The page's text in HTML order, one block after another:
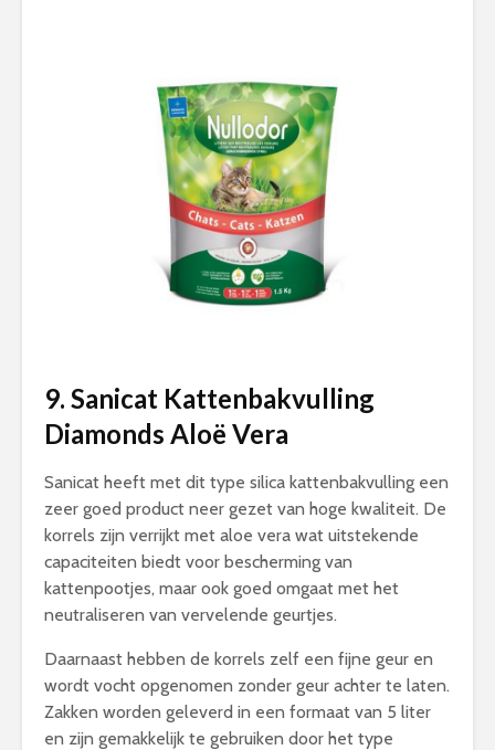
9. Sanicat Kattenbakvulling
Diamonds Aloë Vera
Sanicat heeft met dit type silica kattenbakvulling een
zeer goed product neer gezet van hoge kwaliteit. De
korrels zijn verrijkt met aloe vera wat uitstekende
capaciteiten biedt voor bescherming van
kattenpootjes, maar ook goed omgaat met het
neutraliseren van vervelende geurtjes.
Daarnaast hebben de korrels zelf een fijne geur en
wordt vocht opgenomen zonder geur achter te laten.
Zakken worden geleverd in een formaat van 5 liter
en zijn gemakkelijk te gebruiken door het type